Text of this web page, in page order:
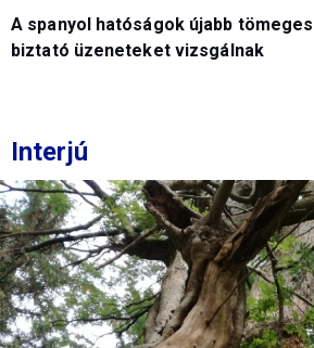
A spanyol hatóságok újabb
biztató üzeneteket vizsgálnak
Interjú